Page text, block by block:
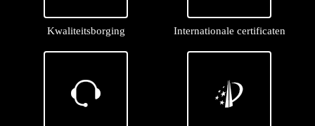
Kwaliteitsborging Internationale certificaten
 